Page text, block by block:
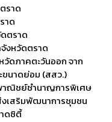
ราด
าด
ตราด
งหวัดตราด
ดภาคตะวันออก จาก
ขนาดย่อม (สสว.)
ณิชย์ชำนาญการพิเศษ
งเสริมพัฒนาการชุมชน
ดซิตี้